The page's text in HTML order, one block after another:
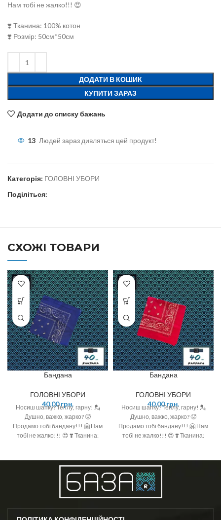
Нам тобі не жалко!!! 😍
❣️ Тканина: 100% котон
❣️ Розмір: 50см*50см
ДОДАТИ В КОШИК
КУПИТИ ЗАРАЗ
Додати до списку бажань
13 Людей зараз дивляться цей продукт!
Категорія: ГОЛОВНІ УБОРИ
Поділіться:
СХОЖІ ТОВАРИ
Бандана
ГОЛОВНІ УБОРИ
40,00грн.
Носиш шапку? Теплу, гарну! 💂
Душно, важко, жарко? 🥵
Продамо тобі бандану!!! 🤗 Нам
тобі не жалко!!! 😍 ❣️ Тканина:
Бандана
ГОЛОВНІ УБОРИ
40,00грн.
Носиш шапку? Теплу, гарну! 💂
Душно, важко, жарко? 🥵
Продамо тобі бандану!!! 🤗 Нам
тобі не жалко!!! 😍 ❣️ Тканина: